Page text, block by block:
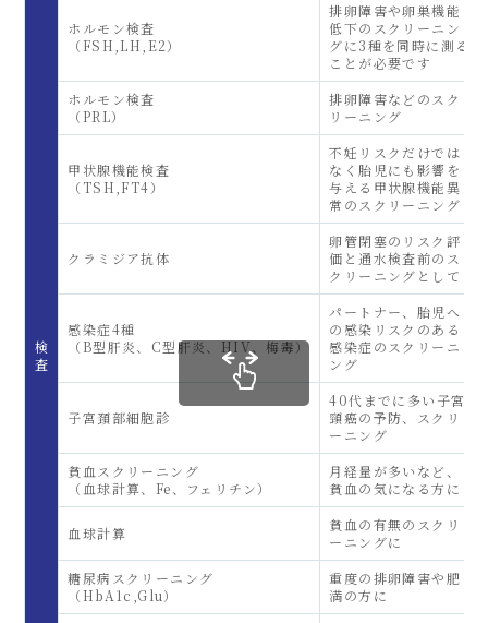
検
査
ホルモン検査
（FSH,LH,E2）
排卵障害や卵巣機能
低下のスクリーニン
グに3種を同時に測る
ことが必要です
ホルモン検査
（PRL）
排卵障害などのスク
リーニング
甲状腺機能検査
（TSH,FT4）
不妊リスクだけでは
なく胎児にも影響を
与える甲状腺機能異
常のスクリーニング
クラミジア抗体
卵管閉塞のリスク評
価と通水検査前のス
クリーニングとして
感染症4種
（B型肝炎、C型肝炎、HIV、梅毒）
パートナー、胎児へ
の感染リスクのある
感染症のスクリーニ
ング
子宮頚部細胞診
40代までに多い子宮
頸癌の予防、スクリ
ーニング
貧血スクリーニング
（血球計算、Fe、フェリチン）
月経量が多いなど、
貧血の気になる方に
血球計算
貧血の有無のスクリ
ーニングに
糖尿病スクリーニング
（HbA1c,Glu）
重度の排卵障害や肥
満の方に